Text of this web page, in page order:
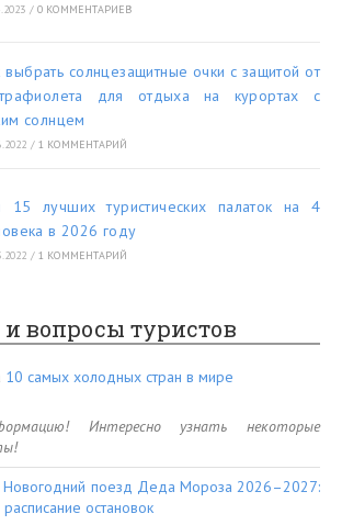
/ 0 КОММЕНТАРИЕВ
выбрать солнцезащитные очки с защитой от
для отдыха на курортах с
солнцем
/ 1 КОММЕНТАРИЙ
15 лучших туристических палаток на 4
в 2026 году
/ 1 КОММЕНТАРИЙ
вопросы туристов
10 самых холодных стран в мире
Интересно узнать некоторые
Новогодний поезд Деда Мороза 2026–2027:
остановок